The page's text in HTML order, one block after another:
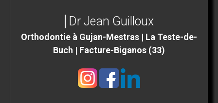
Dr Jean Guilloux
Orthodontie à Gujan-Mestras | La Teste-de-
Buch | Facture-Biganos (33)